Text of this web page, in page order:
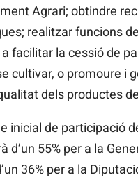
Agrari; obtindre
realitzar funcions
facilitar la cessió de
cultivar, o promoure i
dels productes
inicial de participació
d’un 55% per a la
36% per a la